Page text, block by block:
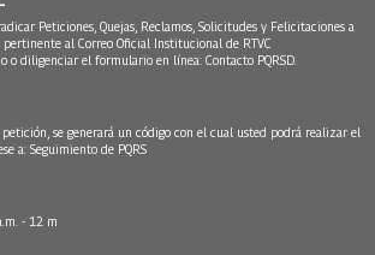
Peticiones, Quejas, Reclamos, Solicitudes y Felicitaciones a
al Correo Oficial Institucional de RTVC
o diligenciar el formulario en línea: Contacto PQRSD.
se generará un código con el cual usted podrá realizar el
a: Seguimiento de PQRS
- 12 m